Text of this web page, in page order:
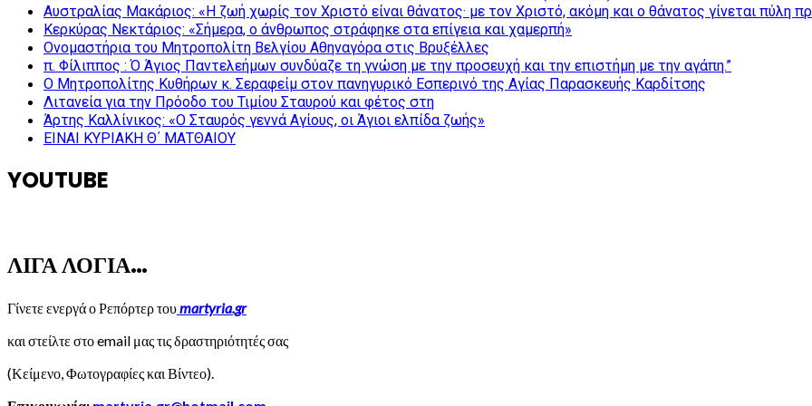
Αυστραλίας Μακάριος: «Η ζωή χωρίς τον Χριστό είναι θάνατος· με τον Χριστό, ακόμη και ο θάνατος γίνεται πύλη
Κερκύρας Νεκτάριος: «Σήμερα, ο άνθρωπος στράφηκε στα επίγεια και χαμερπή»
Ονομαστήρια του Μητροπολίτη Βελγίου Αθηναγόρα στις Βρυξέλλες
π. Φίλιππος : Ό Άγιος Παντελεήμων συνδύαζε τη γνώση με την προσευχή και την επιστήμη με την αγάπη.”
Ο Μητροπολίτης Κυθήρων κ. Σεραφείμ στον πανηγυρικό Εσπερινό της Αγίας Παρασκευής Καρδίτσης
Λιτανεία για την Πρόοδο του Τιμίου Σταυρού και φέτος στη
Άρτης Καλλίνικος: «Ο Σταυρός γεννά Αγίους, οι Άγιοι ελπίδα ζωής»
ΕΙΝΑΙ ΚΥΡΙΑΚΗ Θ΄ ΜΑΤΘΑΙΟΥ
YOUTUBE
ΛΙΓΑ ΛΟΓΙΑ…
Γίνετε ενεργά ο Ρεπόρτερ τουmartyria.gr
και στείλτε στο email μας τις δραστηριότητές σας
(Κείμενο, Φωτογραφίες και Βίντεο).